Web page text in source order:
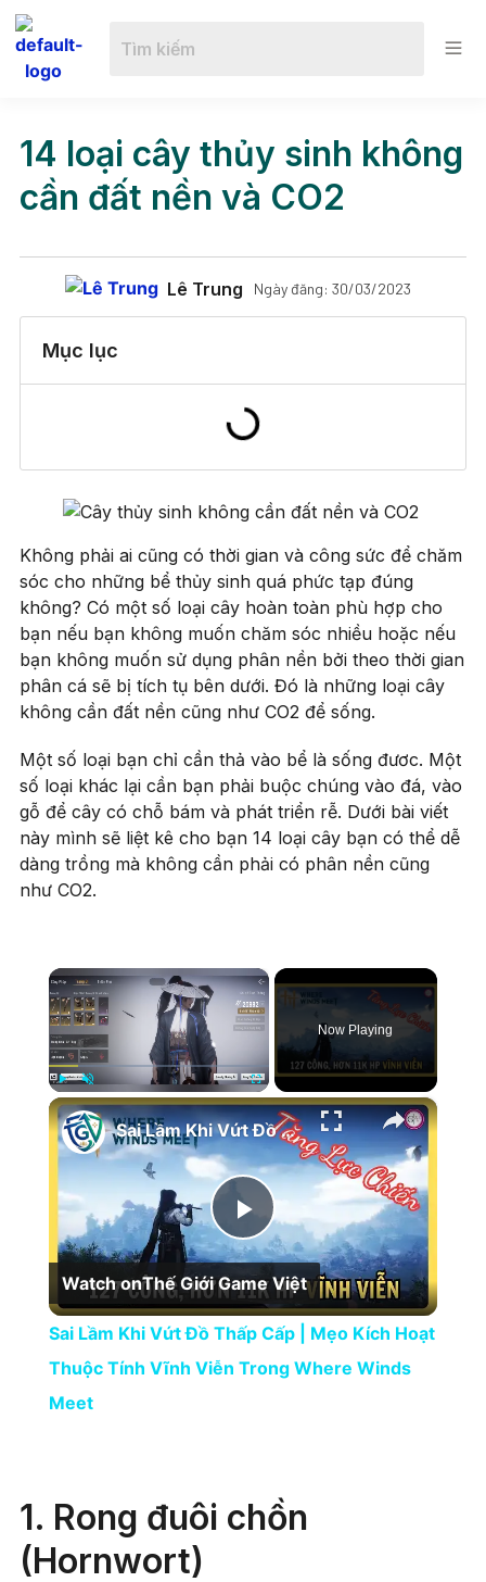
14 loại cây thủy sinh không
cần đất nền và CO2
Lê Trung Ngày đăng: 30/03/2023
Mục lục
Không phải ai cũng có thời gian và công sức để chăm
sóc cho những bể thủy sinh quá phức tạp đúng
không? Có một số loại cây hoàn toàn phù hợp cho
bạn nếu bạn không muốn chăm sóc nhiều hoặc nếu
bạn không muốn sử dụng phân nền bởi theo thời gian
phân cá sẽ bị tích tụ bên dưới. Đó là những loại cây
không cần đất nền cũng như CO2 để sống.
Một số loại bạn chỉ cần thả vào bể là sống đươc. Một
số loại khác lại cần bạn phải buộc chúng vào đá, vào
gỗ để cây có chỗ bám và phát triển rễ. Dưới bài viết
này mình sẽ liệt kê cho bạn 14 loại cây bạn có thể dễ
dàng trồng mà không cần phải có phân nền cũng
như CO2.
×
Play Unmute Fullscreen
Now Playing
×
Play Video
Sai Lầm Khi Vứt Đồ Thấp Cấp | Mẹo Kích Hoạt Thuộc Tính Vĩnh Viễn Trong Where Winds Meet
Watch onThế Giới Game Việt
Sai Lầm Khi Vứt Đồ Thấp Cấp | Mẹo Kích Hoạt
Thuộc Tính Vĩnh Viễn Trong Where Winds
Meet
1. Rong đuôi chồn
(Hornwort)